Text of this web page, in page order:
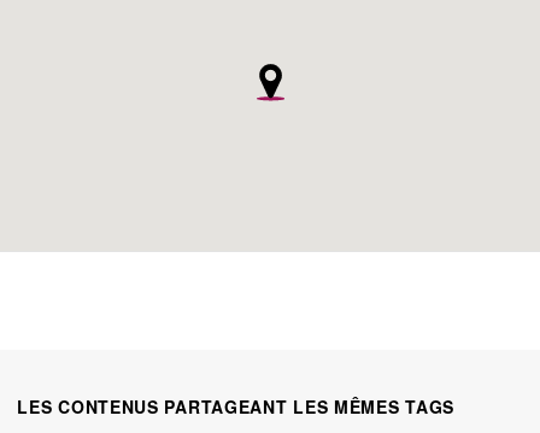
LES CONTENUS PARTAGEANT LES MÊMES TAGS